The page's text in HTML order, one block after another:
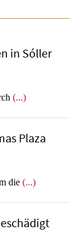
in Sóller
(...)
Plaza
die (...)